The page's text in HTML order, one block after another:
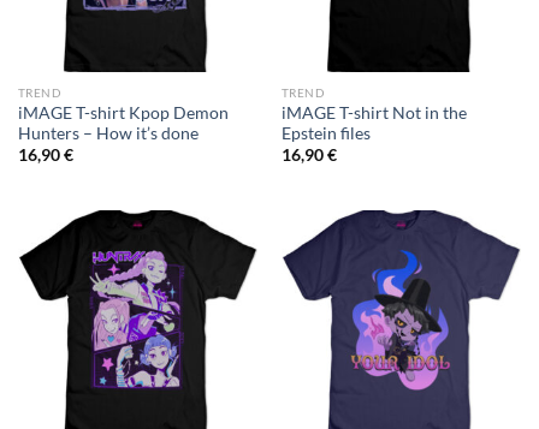
TREND
iMAGE T-shirt Kpop Demon
Hunters – How it’s done
16,90€
TREND
iMAGE T-shirt Not in the
Epstein files
16,90€